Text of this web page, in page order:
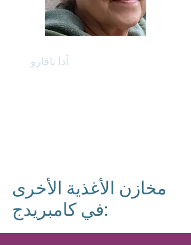
آدا نافارو
مخازن الأغذية الأخرى
في كامبريدج: